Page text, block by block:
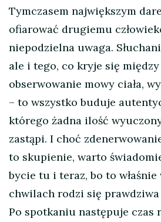
Tymczasem największym
ofiarować drugiemu
niepodzielna uwaga.
ale i tego, co kryje się
obserwowanie mowy ciała,
– to wszystko buduje
którego żadna ilość
zastąpi. I choć
to skupienie, warto
bycie tu i teraz, bo to
chwilach rodzi się
Po spotkaniu następuje czas